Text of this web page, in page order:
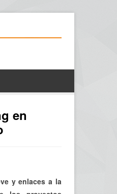
en
y enlaces a la